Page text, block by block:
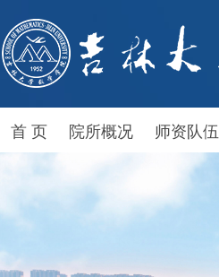
首 页 院所概况 师资队伍